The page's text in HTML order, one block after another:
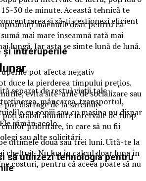
30 de minute. Această tehnică te
și să-ți gestionezi eficient
și întreruperile
pot afecta negativ
duce la pierderea timpului prețios.
evită site-urile de socializare sau
distrage de la sarcinile
stabili anumite intervale de timp
prioritare, în care să nu fii
sau alte solicitări.
să utilizezi tehnologia pentru
mai mult doar pentru că
mai mare înseamnă rată mai
lungă. Iar asta se simte lună de lună.
separat de restul vieții tale
mâncarea, transportul,
cu copiii sau cu mașina nu dispar
rămân acolo.
ultimele două sau trei luni. Uită-te la
cheltuit. Nu lua în calcul doar luna în
costuri, pentru că aceea poate să nu